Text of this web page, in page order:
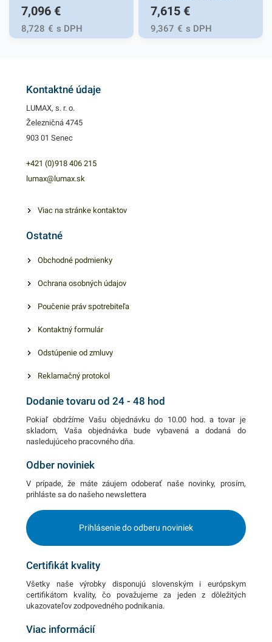
7,096 €
8,728 € s DPH
béžovej farbe v balení 50ks.
Používajú sa v reštauráciách,
v domácnostiach a pod.
7,615 €
9,367 € s DPH
Kontaktné údaje
LUMAX, s. r. o.
Železničná 4745
903 01 Senec
+421 (0)918 406 215
lumax@lumax.sk
Viac na stránke kontaktov
Ostatné
Obchodné podmienky
Ochrana osobných údajov
Poučenie práv spotrebiteľa
Kontaktný formulár
Odstúpenie od zmluvy
Reklamačný protokol
Dodanie tovaru od 24 - 48 hod
Pokiaľ obdržíme Vašu objednávku do 10.00 hod. a tovar je
skladom, Vaša objednávka bude vybavená a dodaná do
nasledujúceho pracovného dňa.
Odber noviniek
V prípade, že máte záujem odoberať naše novinky, prosím,
prihláste sa do našeho newslettera
Prihlásenie do odberu noviniek
Certifikát kvality
Všetky naše výrobky disponujú slovenským i európskym
certifikátom kvality, čo považujeme za jeden z dôležitých
ukazovateľov zodpovedného podnikania.
Viac informácií